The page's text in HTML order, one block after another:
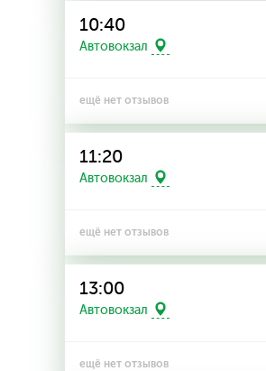
10:40
Автовокзал
ещё нет отзывов
11:20
Автовокзал
ещё нет отзывов
13:00
Автовокзал
ещё нет отзывов